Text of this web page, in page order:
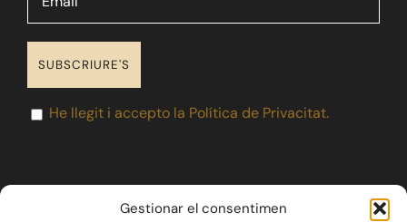
Gestionar el consentimen
He llegit i accepto la Política de Privacitat.